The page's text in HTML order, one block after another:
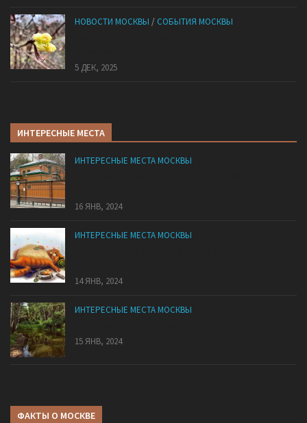
НОВОСТИ МОСКВЫ / СОБЫТИЯ МОСКВЫ
5 ДЕК, 2025
ИНТЕРЕСНЫЕ МЕСТА
ИНТЕРЕСНЫЕ МЕСТА МОСКВЫ
16 ЯНВ, 2024
ИНТЕРЕСНЫЕ МЕСТА МОСКВЫ
14 ЯНВ, 2024
ИНТЕРЕСНЫЕ МЕСТА МОСКВЫ
15 ЯНВ, 2024
ФАКТЫ О МОСКВЕ